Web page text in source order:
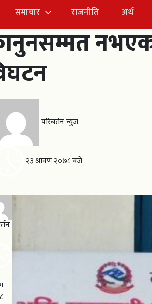
समाचार राजनीति अर्थ
परिबर्तन न्युज
२३ श्रावण २०७८ बजे